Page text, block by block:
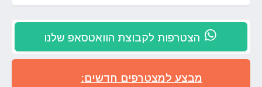
הצטרפות לקבוצת הוואטסאפ שלנו
מבצע למצטרפים חדשים: